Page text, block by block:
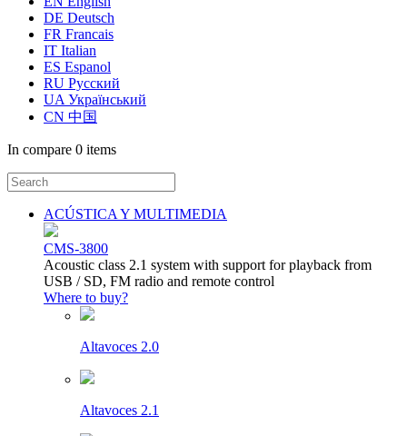
DE Deutsch
FR Francais
IT Italian
ES Espanol
RU Русский
UA Український
CN 中国
In compare 0 items
ACÚSTICA Y MULTIMEDIA
CMS-3800
Acoustic class 2.1 system with support for playback from
USB / SD, FM radio and remote control
Where to buy?
Altavoces 2.0
Altavoces 2.1